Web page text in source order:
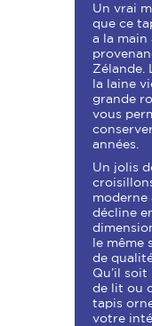
Un vrai
que ce
a la main
Zélande.
la laine
grande
vous
années.
Un jolis
moderne
décline
le même
de
Qu’il
de lit ou
tapis
votre